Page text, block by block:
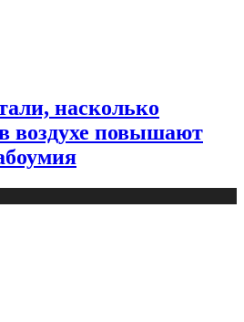
насколько
воздухе повышают